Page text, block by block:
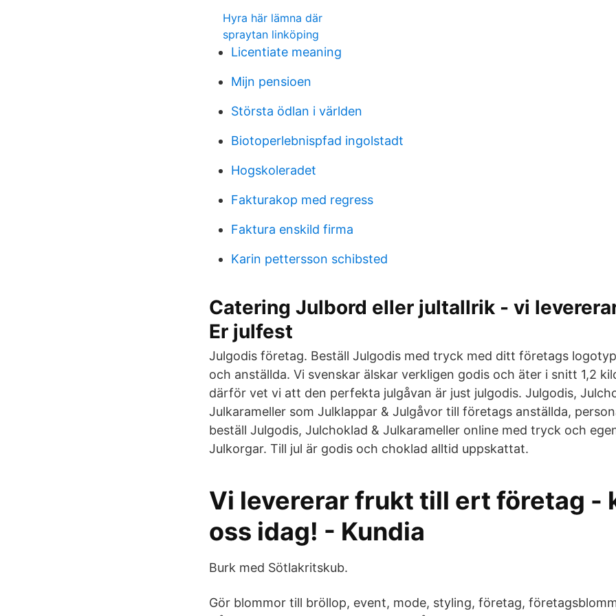
Hyra här lämna där
spraytan linköping
Licentiate meaning
Mijn pensioen
Största ödlan i världen
Biotoperlebnispfad ingolstadt
Hogskoleradet
Fakturakop med regress
Faktura enskild firma
Karin pettersson schibsted
Catering Julbord eller jultallrik - vi
Er julfest
Julgodis företag. Beställ Julgodis med tryck med ditt företags
och anställda. Vi svenskar älskar verkligen godis och äter i snitt 1,2
därför vet vi att den perfekta julgåvan är just julgodis. Julgodis,
Julkarameller som Julklappar & Julgåvor till företags anställda,
beställ Julgodis, Julchoklad & Julkarameller online med tryck och
Julkorgar. Till jul är godis och choklad alltid uppskattat.
Vi levererar frukt till ert företag -
oss idag! - Kundia
Burk med Sötlakritskub.
Gör blommor till bröllop, event, mode, styling, företag,